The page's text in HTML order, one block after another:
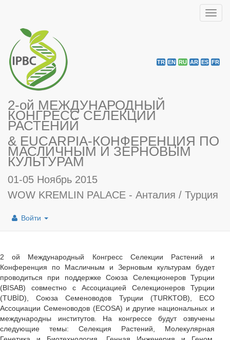
2-ой МЕЖДУНАРОДНЫЙ
КОНГРЕСС СЕЛЕКЦИИ
РАСТЕНИЙ
& EUCARPIA-КОНФЕРЕНЦИЯ ПО
МАСЛИЧНЫМ И ЗЕРНОВЫМ
КУЛЬТУРАМ
01-05 Ноябрь 2015
WOW KREMLIN PALACE - Анталия / Турция
TR EN RU AR ES FR
Войти
2 ой Международный Конгресс Селекции Растений и
Конференция по Масличным и Зерновым культурам будет
проводиться при поддержке Союза Селекционеров Турции
(BISAB) совместно с Ассоциацией Селекционеров Турции
(TUBİD), Союза Семеноводов Турции (TURKTOB), ECO
Ассоциации Семеноводов (ECOSA) и другие национальных и
международны институтов. На конгрессе будут озвучены
следующие темы: Селекция Растений, Молекулярная